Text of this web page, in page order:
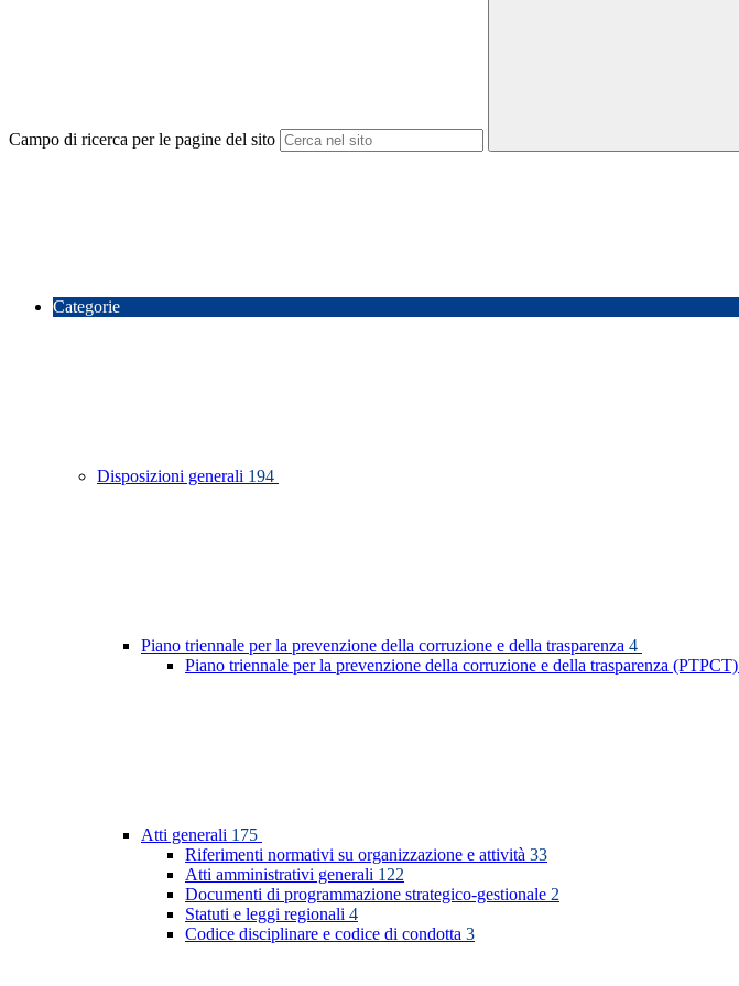
Campo di ricerca per le pagine del sito
Categorie
Disposizioni generali 194
Piano triennale per la prevenzione della corruzione e della trasparenza 4
Piano triennale per la prevenzione della corruzione e della trasparenza (PTPCT)
Atti generali 175
Riferimenti normativi su organizzazione e attività 33
Atti amministrativi generali 122
Documenti di programmazione strategico-gestionale 2
Statuti e leggi regionali 4
Codice disciplinare e codice di condotta 3